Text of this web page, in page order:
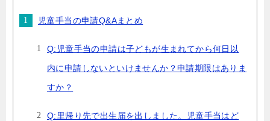
児童手当の申請Q&Aまとめ
Q:児童手当の申請は子どもが生まれてから何日以
内に申請しないといけませんか？申請期限はありま
すか？
Q:里帰り先で出生届を出しました。児童手当はど